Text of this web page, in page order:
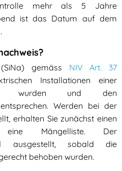
mehr als 5 Jahre
ist das Datum auf dem
(SiNa) gemäss NIV Art. 37
Installationen einer
wurden und den
Werden bei der
erhalten Sie zunächst einen
eine Mängelliste. Der
ausgestellt, sobald die
behoben wurden.